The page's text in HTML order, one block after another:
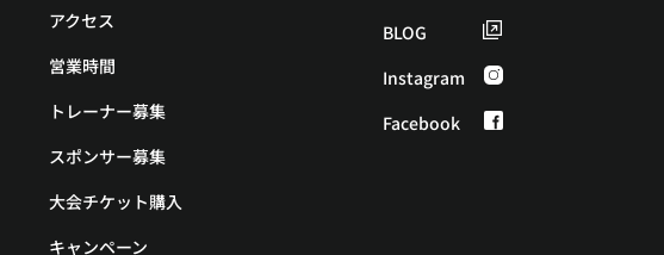
アクセス
営業時間
トレーナー募集
スポンサー募集
大会チケット購入
キャンペーン
BLOG
Instagram
Facebook